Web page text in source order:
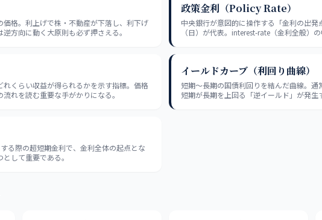
格。利上げで株・不動産が下落し、利下げ
方向に動く大原則も必ず押さえる。
政策金利（Policy Rate）
中央銀行が意図的に操作する「金利の出
（日）が代表。interest-rate（金利全般）
くらい収益が得られるかを示す指標。価格
れを読む重要な手がかりになる。
イールドカーブ（利回り曲線）
短期〜長期の国債利回りを結んだ曲線。通
短期が長期を上回る「逆イールド」が発
る際の超短期金利で、金利全体の起点とな
して重要である。